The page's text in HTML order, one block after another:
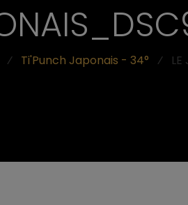
⁄ Ti'Punch Japonais - 34° ⁄